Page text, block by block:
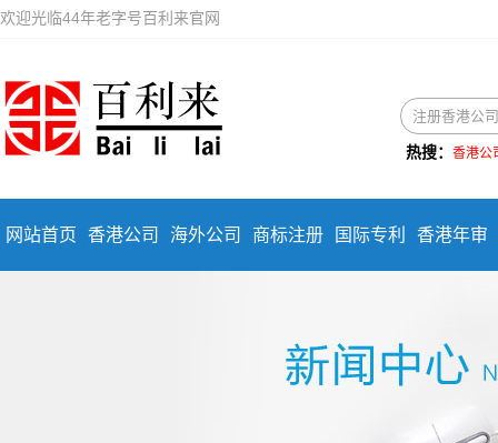
欢迎光临44年老字号百利来官网
热搜： 香港公
网站首页 香港公司 海外公司 商标注册 国际专利 香港年审